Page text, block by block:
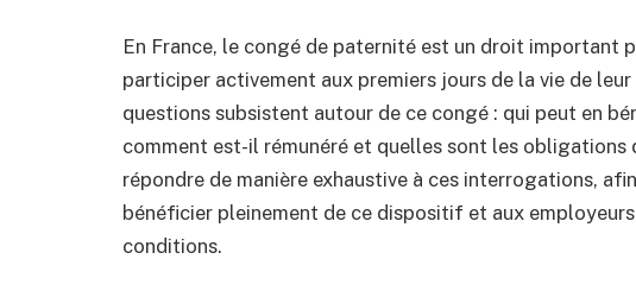
En France, le congé de paternité est un droit important
participer activement aux premiers jours de la vie de
questions subsistent autour de ce congé : qui peut en
comment est-il rémunéré et quelles sont les obligations
répondre de manière exhaustive à ces interrogations,
bénéficier pleinement de ce dispositif et aux
conditions.